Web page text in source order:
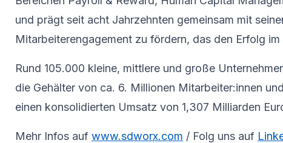
und prägt seit acht Jahrzehnten gemeinsam mit
Mitarbeiterengagement zu fördern, das den Erfolg
Rund 105.000 kleine, mittlere und große
die Gehälter von ca. 6. Millionen Mitarbeiter:innen
einen konsolidierten Umsatz von 1,307 Milliarden
Mehr Infos auf www.sdworx.com / Folg uns auf